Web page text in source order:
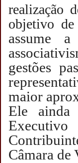
realização
objetivo
assume
gestões
maior
Ele ainda
Câmara de